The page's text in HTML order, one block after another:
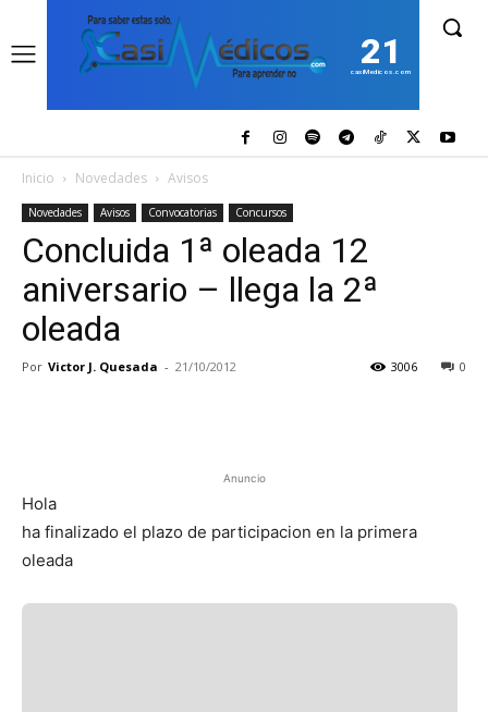
21
casiMedicos.com
Inicio Novedades Avisos
Novedades Avisos Convocatorias Concursos
Concluida 1ª oleada 12
aniversario – llega la 2ª
oleada
Por Victor J. Quesada - 21/10/2012 0
3006
Anuncio
Hola
ha finalizado el plazo de participacion en la primera
oleada